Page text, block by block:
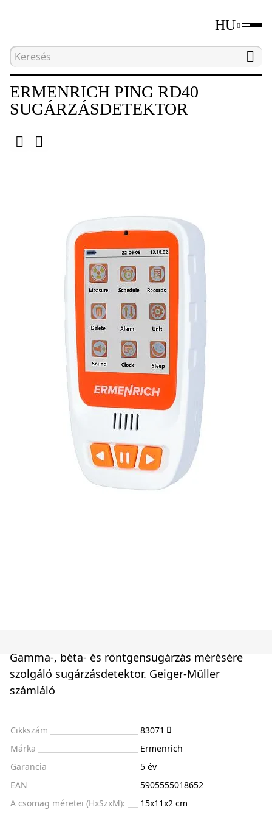
HU
Kezdőlap
ERMENRICH PING RD40
SUGÁRZÁSDETEKTOR
Gamma-, béta- és röntgensugárzás mérésére
szolgáló sugárzásdetektor. Geiger-Müller
számláló
Cikkszám
83071
Márka
Ermenrich
Garancia
5 év
EAN
5905555018652
A csomag méretei (HxSzxM):
15x11x2 cm